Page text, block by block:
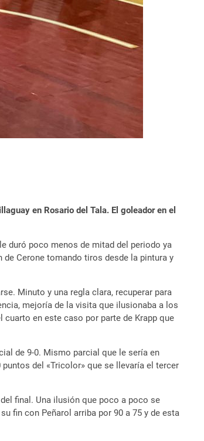
en Rosario del Tala. El goleador en el
duró poco menos de mitad del periodo ya
Cerone tomando tiros desde la pintura y
Minuto y una regla clara, recuperar para
mejoría de la visita que ilusionaba a los
en este caso por parte de Krapp que
de 9-0. Mismo parcial que le sería en
del «Tricolor» que se llevaría el tercer
final. Una ilusión que poco a poco se
fin con Peñarol arriba por 90 a 75 y de esta